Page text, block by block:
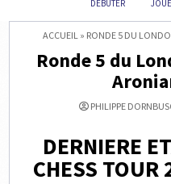
DÉBUTER
ACCUEIL » RONDE 5 DU
Ronde 5 du
PHILIPPE
DERNIERE
CHESS TOUR